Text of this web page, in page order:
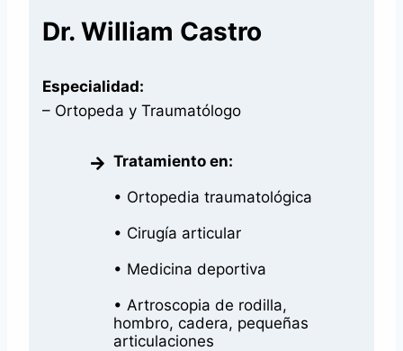
Dr. William Castro
Especialidad:
– Ortopeda y Traumatólogo
Tratamiento en:
• Ortopedia traumatológica
• Cirugía articular
• Medicina deportiva
• Artroscopia de rodilla,
hombro, cadera, pequeñas
articulaciones